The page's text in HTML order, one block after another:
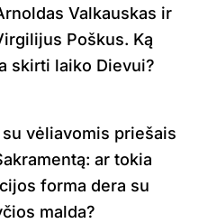
Valkauskas ir
Poškus. Ką
skirti laiko Dievui?
vėliavomis priešais
ar tokia
forma dera su
malda?